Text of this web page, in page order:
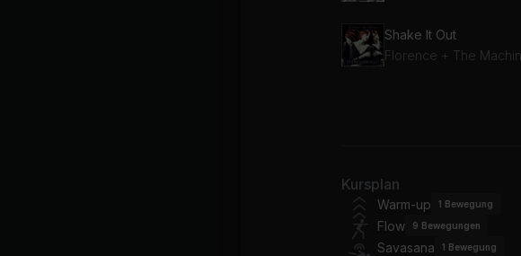
Shake It Out
Kursplan
Warm-up 1 Bewegung
Flow
9 Bewegungen
Savasana
1 Bewegung